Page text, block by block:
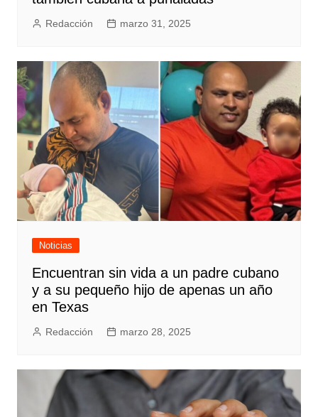
Redacción marzo 31, 2025
Noticias
Encuentran sin vida a un padre cubano
y a su pequeño hijo de apenas un año
en Texas
Redacción marzo 28, 2025